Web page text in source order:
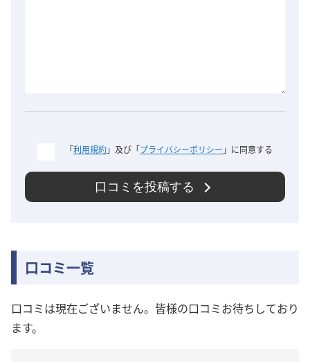
「利用規約」及び「プライバシーポリシー 」に同意する
口コミを投稿する
口コミ一覧
口コミは現在ございません。皆様の口コミお待ちしており
ます。